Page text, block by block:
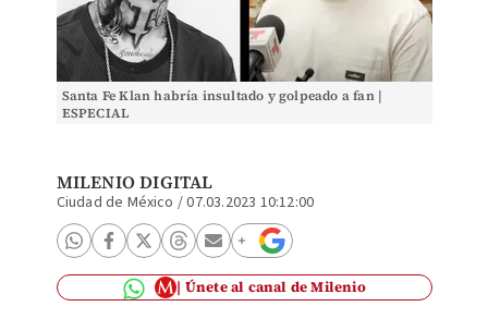
Santa Fe Klan habría insultado y golpeado a fan |
ESPECIAL
MILENIO DIGITAL
Ciudad de México /07.03.2023 10:12:00
Únete al canal de Milenio